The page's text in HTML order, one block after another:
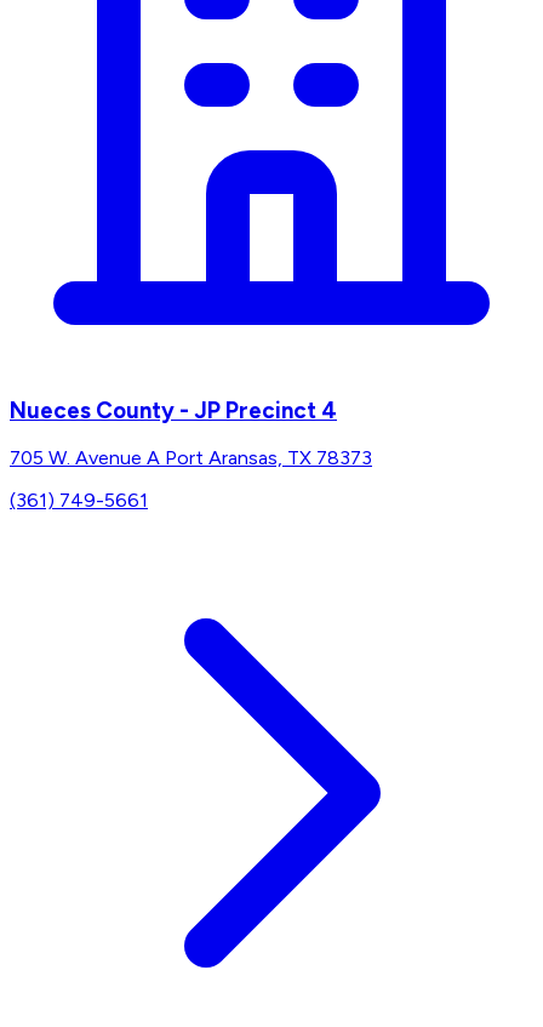
Nueces County - JP Precinct 4
705 W. Avenue A Port Aransas, TX 78373
(361) 749-5661